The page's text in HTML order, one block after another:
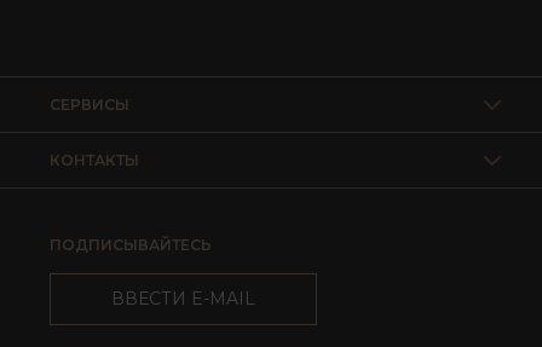
КОНТАКТЫ
СЕРВИСЫ
ПОДПИСЫВАЙТЕСЬ
ВВЕСТИ E-MAIL